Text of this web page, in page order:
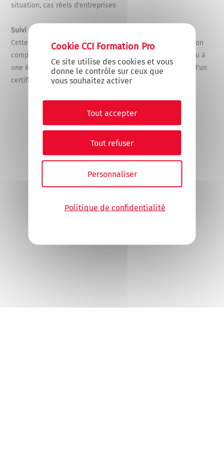
Ce site utilise des cookies et vous
donne le contrôle sur ceux que
vous souhaitez activer
Tout accepter
Tout refuser
Personnaliser
Politique de confidentialité
Masquer
situation, cas réels d'entreprises
Suivi de l'exécution et appréciation des résultats
Cette formation donne lieu à une évaluation de satisfaction
complétée par les participants. Cette formation donne lieu à
une évaluation des acquis avec possibilité de passation d'un
certificat éligible dans la cadre du CPF.